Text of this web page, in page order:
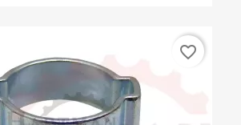
favorite_border